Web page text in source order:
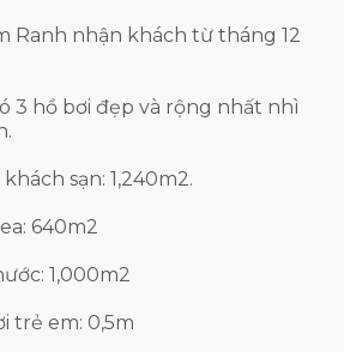
Ranh nhận khách từ tháng 12
3 hồ bơi đẹp và rộng nhất nhì
sạn: 1,240m2.
640m2
1,000m2
trẻ em: 0,5m